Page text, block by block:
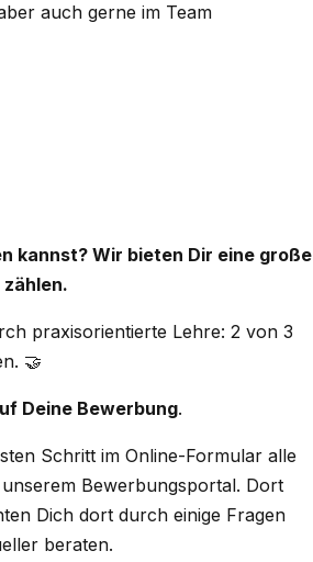
auch gerne im Team
kannst? Wir bieten Dir eine große
praxisorientierte Lehre: 2 von 3
🤝
Deine Bewerbung.
Schritt im Online-Formular alle
Bewerbungsportal. Dort
Dich dort durch einige Fragen
beraten.